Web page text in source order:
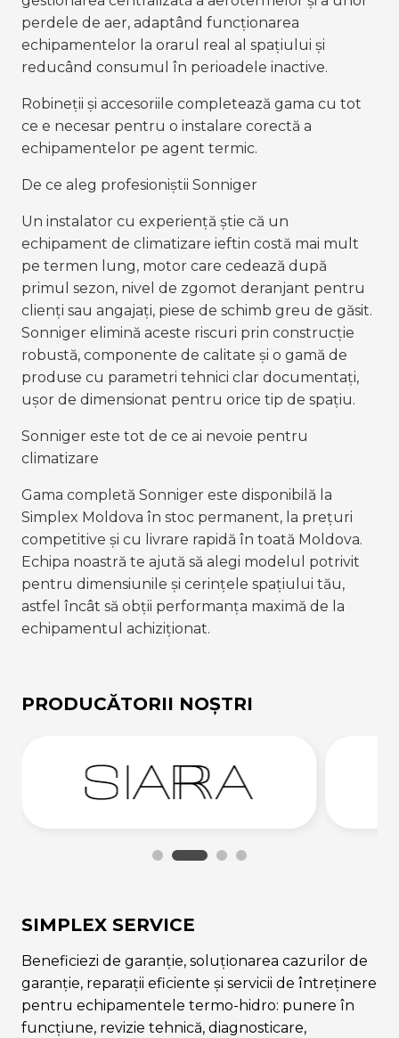
perdele de aer, adaptând funcționarea
echipamentelor la orarul real al spațiului și
reducând consumul în perioadele inactive.
Robineții și accesoriile completează gama cu tot
ce e necesar pentru o instalare corectă a
echipamentelor pe agent termic.
De ce aleg profesioniștii Sonniger
Un instalator cu experiență știe că un
echipament de climatizare ieftin costă mai mult
pe termen lung, motor care cedează după
primul sezon, nivel de zgomot deranjant pentru
clienți sau angajați, piese de schimb greu de găsit.
Sonniger elimină aceste riscuri prin construcție
robustă, componente de calitate și o gamă de
produse cu parametri tehnici clar documentați,
ușor de dimensionat pentru orice tip de spațiu.
Sonniger este tot de ce ai nevoie pentru
climatizare
Gama completă Sonniger este disponibilă la
Simplex Moldova în stoc permanent, la prețuri
competitive și cu livrare rapidă în toată Moldova.
Echipa noastră te ajută să alegi modelul potrivit
pentru dimensiunile și cerințele spațiului tău,
astfel încât să obții performanța maximă de la
echipamentul achiziționat.
PRODUCĂTORII NOȘTRI
SIMPLEX SERVICE
Beneficiezi de garanție, soluționarea cazurilor de
garanție, reparații eficiente și servicii de întreținere
pentru echipamentele termo-hidro: punere în
funcțiune, revizie tehnică, diagnosticare,